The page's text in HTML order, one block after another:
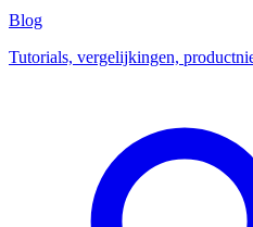
Blog
Tutorials, vergelijkingen,